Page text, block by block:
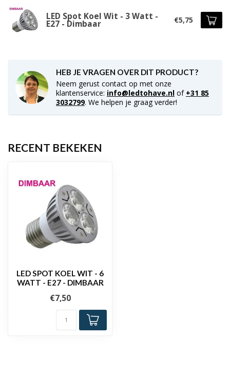
LED Spot Koel Wit - 3 Watt -
E27 - Dimbaar €5,75
HEB JE VRAGEN OVER DIT PRODUCT?
Neem gerust contact op met onze
klantenservice: info@ledtohave.nl of +31 85
3032799. We helpen je graag verder!
RECENT BEKEKEN
LED SPOT KOEL WIT - 6
WATT - E27 - DIMBAAR
€7,50